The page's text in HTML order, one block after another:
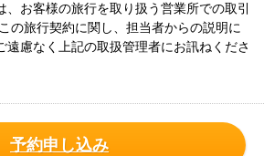
お客様の旅行を取り扱う営業所での取引
の旅行契約に関し、担当者からの説明に
遠慮なく上記の取扱管理者にお訊ねくださ
予約申し込み